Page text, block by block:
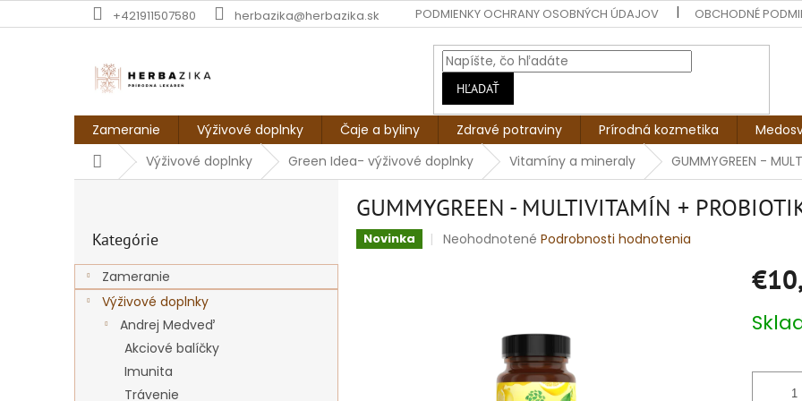
na
+421911507580 herbazika@herbazika.sk PODMIENKY OCHRANY OSOBNÝCH ÚDAJOV OBCHODNÉ
HĽADAŤ
Zameranie Výživové doplnky Čaje a byliny Zdravé potraviny Prírodná kozmetika
DomovVýživové doplnky Green Idea- výživové doplnky Vitamíny a mineraly GUMMYGREEN -
ý
p
kategórie
Kategórie
Zameranie
Výživové doplnky
Andrej Medveď
Akciové balíčky
Imunita
Trávenie
GUMMYGREEN - MULTIVITAMÍN +
Novinka
Priemerné
hviezdičiek.
Neohodnotené Podrobnosti hodnotenia
cena: